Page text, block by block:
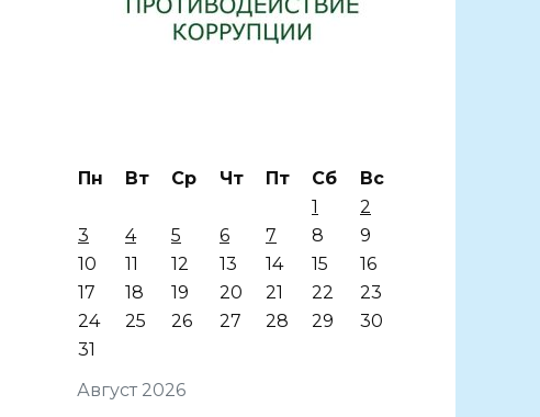
Август 2026
Пн Вт Ср Чт Пт Сб
Вс
1
2
3
4 5 6 7 8
9
10
11 12 13 14 15
16
17
18 19 20 21 22
23
24
25 26 27 28 29
30
31